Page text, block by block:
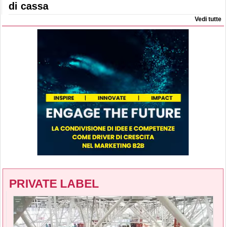
di cassa
Vedi tutte
PRIVATE LABEL